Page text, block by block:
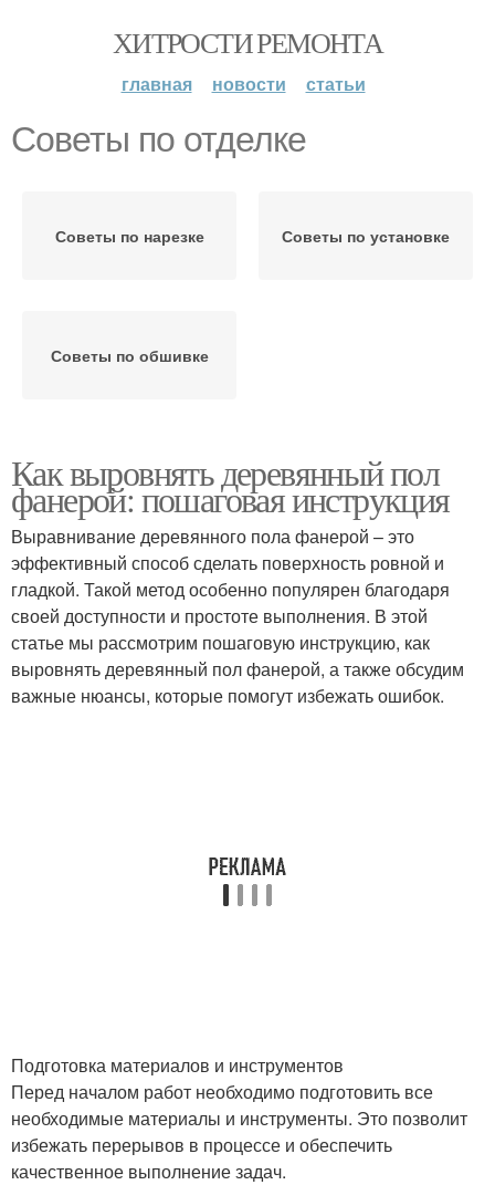
ХИТРОСТИ РЕМОНТА
главная новости статьи
Советы по отделке
Советы по нарезке Советы по установке
Советы по обшивке
Как выровнять деревянный пол
фанерой: пошаговая инструкция
Выравнивание деревянного пола фанерой – это
эффективный способ сделать поверхность ровной и
гладкой. Такой метод особенно популярен благодаря
своей доступности и простоте выполнения. В этой
статье мы рассмотрим пошаговую инструкцию, как
выровнять деревянный пол фанерой, а также обсудим
важные нюансы, которые помогут избежать ошибок.
Подготовка материалов и инструментов
Перед началом работ необходимо подготовить все
необходимые материалы и инструменты. Это позволит
избежать перерывов в процессе и обеспечить
качественное выполнение задач.